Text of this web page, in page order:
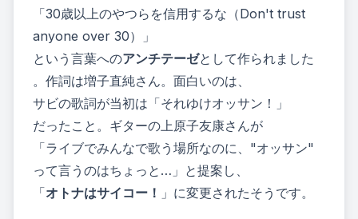
「30歳以上のやつらを信用するな（Don't trust
anyone over 30）」
という言葉へのアンチテーゼとして作られました
。作詞は増子直純さん。面白いのは、
サビの歌詞が当初は「それゆけオッサン！」
だったこと。ギターの上原子友康さんが
「ライブでみんなで歌う場所なのに、"オッサン"
って言うのはちょっと…」と提案し、
「オトナはサイコー！ 」に変更されたそうです。